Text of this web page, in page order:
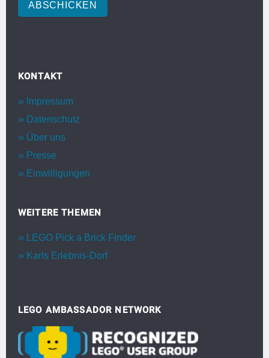
ABSCHICKEN
KONTAKT
Impressum
Datenschutz
Über uns
Presse
Einwilligungen
WEITERE THEMEN
LEGO Pick a Brick Finder
Karls Erlebnis-Dorf
LEGO AMBASSADOR NETWORK